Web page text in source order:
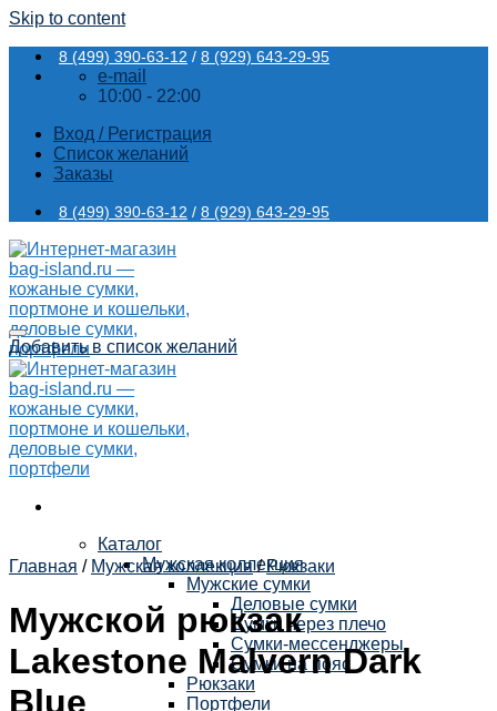
Skip to content
8 (499) 390-63-12 / 8 (929) 643-29-95
e-mail
10:00 - 22:00
Вход / Регистрация
Список желаний
Заказы
8 (499) 390-63-12 / 8 (929) 643-29-95
Каталог
Мужская коллекция
Мужские сумки
Деловые сумки
Сумки через плечо
Сумки-мессенджеры
Сумки на пояс
Рюкзаки
Портфели
Добавить в список желаний
Главная / Мужская коллекция / Рюкзаки
Мужской рюкзак
Lakestone Malvern Dark
Blue